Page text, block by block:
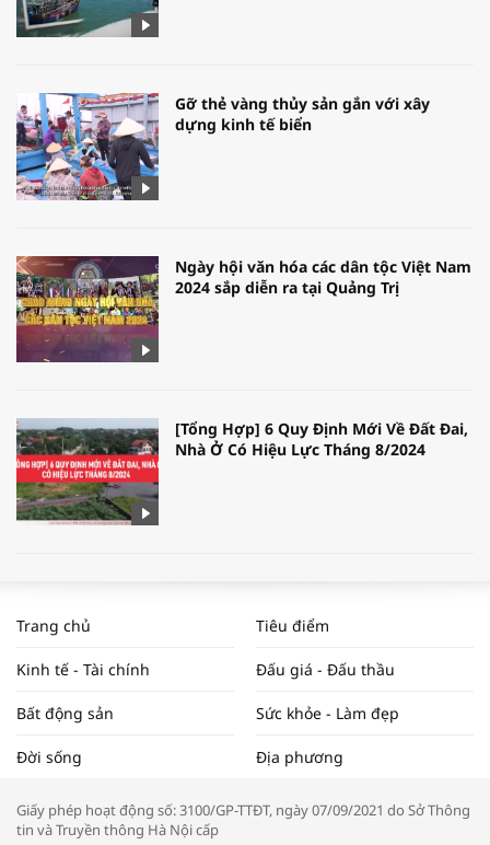
Gỡ thẻ vàng thủy sản gắn với xây
dựng kinh tế biển
Ngày hội văn hóa các dân tộc Việt Nam
2024 sắp diễn ra tại Quảng Trị
[Tổng Hợp] 6 Quy Định Mới Về Đất Đai,
Nhà Ở Có Hiệu Lực Tháng 8/2024
NAM NĂM 2024 VÀ NĂM 2025 | NHỊP
ĐẬP THỊ TRƯỜNG #62
Tọa đàm “Xúc tiến thương mại: Khơi
Trang chủ Tiêu điểm
Kinh tế - Tài chính Đấu giá - Đấu thầu
Bất động sản Sức khỏe - Làm đẹp
Đời sống Địa phương
Giấy phép hoạt động số: 3100/GP-TTĐT, ngày 07/09/2021 do Sở Thông
tin và Truyền thông Hà Nội cấp